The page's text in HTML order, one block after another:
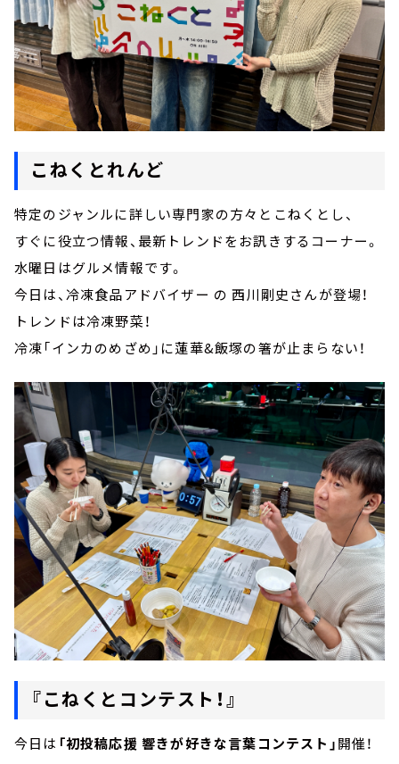
こねくとれんど
特定のジャンルに詳しい専門家の方々とこねくとし、
すぐに役立つ情報、最新トレンドをお訊きするコーナー。
水曜日はグルメ情報です。
今日は、冷凍食品アドバイザー の 西川剛史さんが登場！
トレンドは冷凍野菜！
冷凍「インカのめざめ」に蓮華&飯塚の箸が止まらない！
『こねくとコンテスト！』
今日は 「初投稿応援 響きが好きな言葉コンテスト」開催！